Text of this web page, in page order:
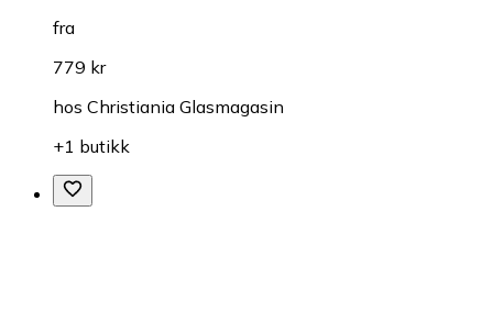
fra
779 kr
hos Christiania Glasmagasin
+1 butikk